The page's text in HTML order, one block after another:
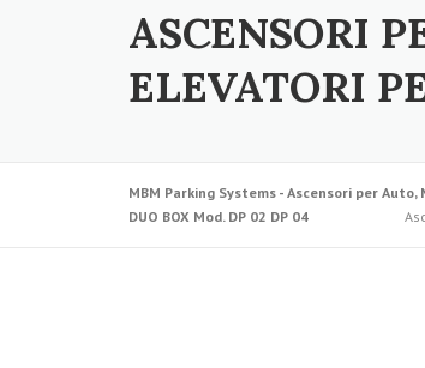
ASCENSORI
ELEVATORI
MBM Parking Systems - Ascensori per
DUO BOX Mod. DP 02 DP 04